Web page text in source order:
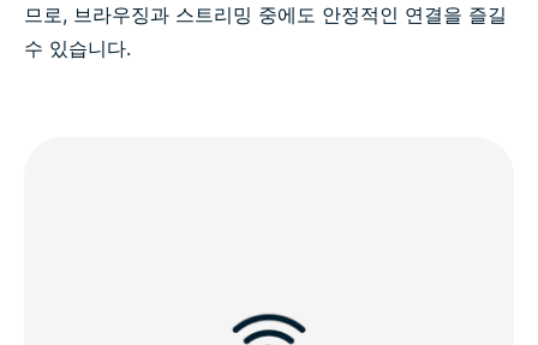
므로, 브라우징과 스트리밍 중에도 안정적인 연결을 즐길
수 있습니다.